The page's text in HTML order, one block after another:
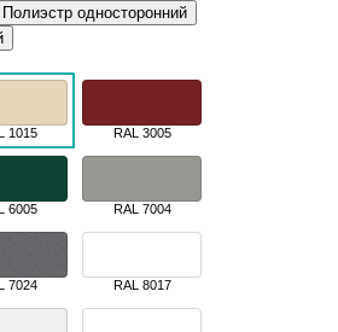
Полиэстр односторонний
1015 RAL 3005
6005 RAL 7004
7024 RAL 8017